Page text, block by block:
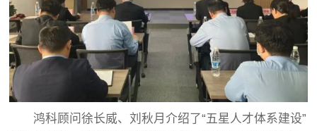
鸿科顾问徐长威、刘秋月介绍了“五星人才体系建设”